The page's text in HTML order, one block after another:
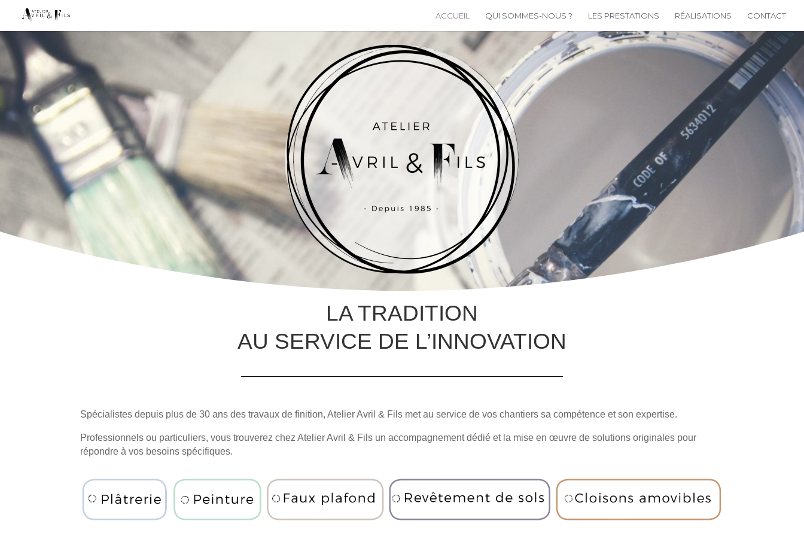
ACCUEIL QUI SOMMES-NOUS ? LES PRESTATIONS RÉALISATIONS CONTACT
LA TRADITION
AU SERVICE DE L’INNOVATION
Spécialistes depuis plus de 30 ans des travaux de finition, Atelier Avril & Fils met au service de vos chantiers sa compétence et son expertise.
Professionnels ou particuliers, vous trouverez chez Atelier Avril & Fils un accompagnement dédié et la mise en œuvre de solutions originales pour
répondre à vos besoins spécifiques.